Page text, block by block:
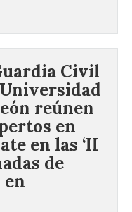
Civil
reúnen
en
en las ‘II
de